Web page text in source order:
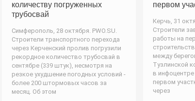
количеству погруженных
трубосвай
Симферополь, 28 октября. PWO.SU.
Строители транспортного перехода
через Керченский пролив погрузили
рекордное количество трубосвай в
сентябре (339 штук), несмотря на
резкое ухудшение погодных условий -
более 200 штормовых часов за
месяц. Об этом
первом
Керчь, 31
Строители
работы на
между
Тузлинской
в
первом
через